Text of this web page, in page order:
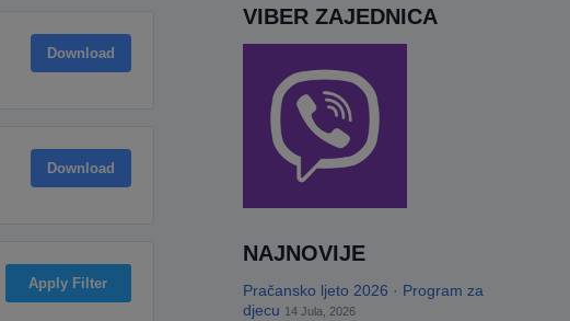
Download
Download
Apply Filter
VIBER ZAJEDNICA
NAJNOVIJE
Pračansko ljeto 2026 · Program za
djecu 14 Jula, 2026